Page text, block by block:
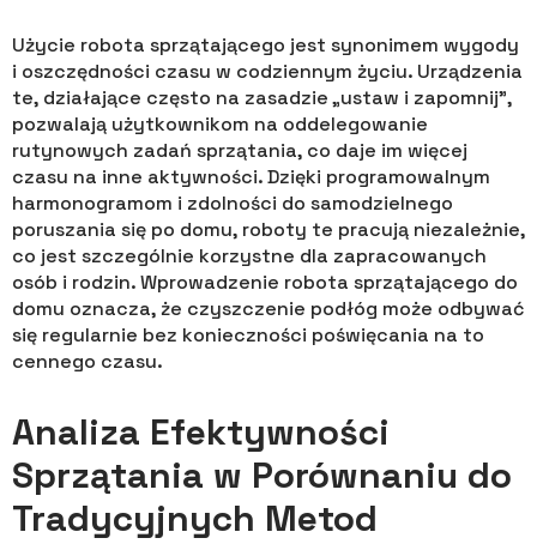
Użycie robota sprzątającego jest synonimem wygody
i oszczędności czasu w codziennym życiu. Urządzenia
te, działające często na zasadzie „ustaw i zapomnij”,
pozwalają użytkownikom na oddelegowanie
rutynowych zadań sprzątania, co daje im więcej
czasu na inne aktywności. Dzięki programowalnym
harmonogramom i zdolności do samodzielnego
poruszania się po domu, roboty te pracują niezależnie,
co jest szczególnie korzystne dla zapracowanych
osób i rodzin. Wprowadzenie robota sprzątającego do
domu oznacza, że czyszczenie podłóg może odbywać
się regularnie bez konieczności poświęcania na to
cennego czasu.
Analiza Efektywności
Sprzątania w Porównaniu do
Tradycyjnych Metod